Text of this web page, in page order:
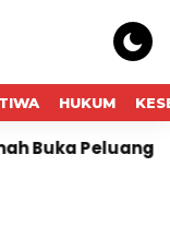
HUKUM
The Fed Lebih